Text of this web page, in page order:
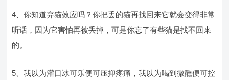
4、你知道弃猫效应吗？你把丢的猫再找回来它就会变得非常
听话，因为它害怕再被丢掉，可是你忘了有些猫是找不回来
的。
5、我以为灌口冰可乐便可压抑疼痛，我以为喝到微醺便可控